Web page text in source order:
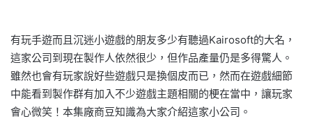
有玩手遊而且沉迷小遊戲的朋友多少有聽過Kairosoft的大名，
這家公司到現在製作人依然很少，但作品產量仍是多得驚人。
雖然也會有玩家說好些遊戲只是換個皮而已，然而在遊戲細節
中能看到製作群有加入不少遊戲主題相關的梗在當中，讓玩家
會心微笑！本集廠商豆知識為大家介紹這家小公司。